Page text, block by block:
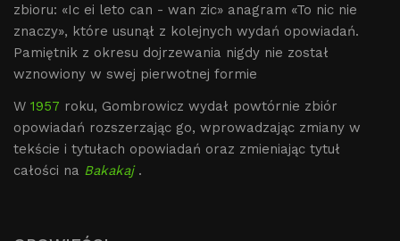
zbioru: «Ic ei leto can - wan zic» anagram «To nic nie
znaczy», które usunął z kolejnych wydań opowiadań.
Pamiętnik z okresu dojrzewania nigdy nie został
wznowiony w swej pierwotnej formie
W 1957 roku, Gombrowicz wydał powtórnie zbiór
opowiadań rozszerzając go, wprowadzając zmiany w
tekście i tytułach opowiadań oraz zmieniając tytuł
całości na Bakakaj.